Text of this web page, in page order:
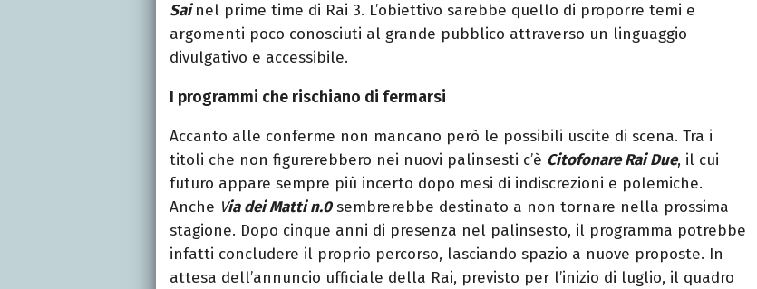
Sai nel prime time di Rai 3. L’obiettivo sarebbe quello di proporre temi e
argomenti poco conosciuti al grande pubblico attraverso un linguaggio
divulgativo e accessibile.
I programmi che rischiano di fermarsi
Accanto alle conferme non mancano però le possibili uscite di scena. Tra i
titoli che non figurerebbero nei nuovi palinsesti c’è Citofonare Rai Due, il cui
futuro appare sempre più incerto dopo mesi di indiscrezioni e polemiche.
Anche Via dei Matti n.0sembrerebbe destinato a non tornare nella prossima
stagione. Dopo cinque anni di presenza nel palinsesto, il programma potrebbe
infatti concludere il proprio percorso, lasciando spazio a nuove proposte. In
attesa dell’annuncio ufficiale della Rai, previsto per l’inizio di luglio, il quadro